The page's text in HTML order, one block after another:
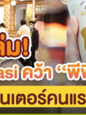
ไทย,